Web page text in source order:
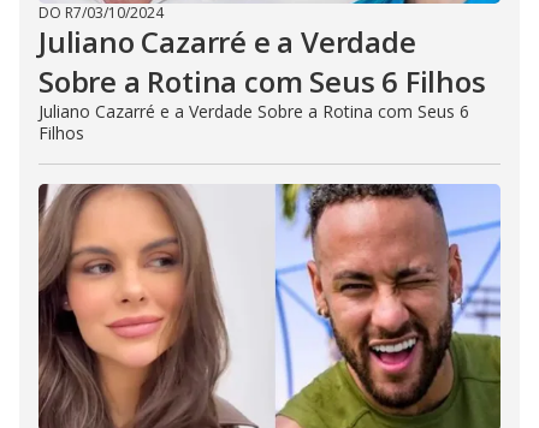
DO R7/03/10/2024
Juliano Cazarré e a Verdade
Sobre a Rotina com Seus 6 Filhos
Juliano Cazarré e a Verdade Sobre a Rotina com Seus 6
Filhos